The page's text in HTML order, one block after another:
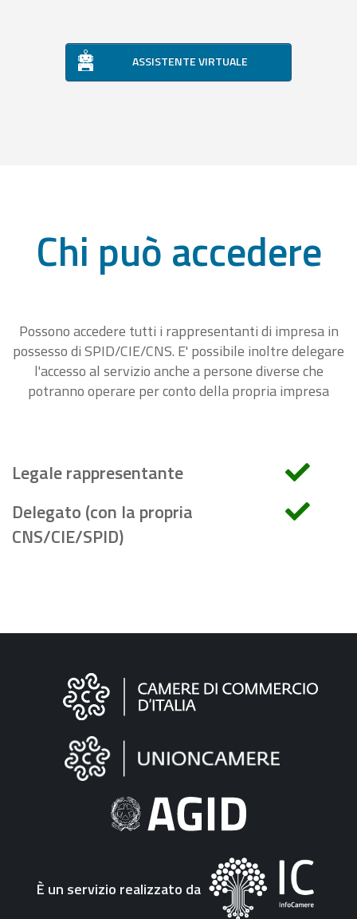
ASSISTENTE VIRTUALE
Chi può accedere
Possono accedere tutti i rappresentanti di impresa in
possesso di SPID/CIE/CNS. E' possibile inoltre delegare
l'accesso al servizio anche a persone diverse che
potranno operare per conto della propria impresa
Legale rappresentante
Delegato (con la propria
CNS/CIE/SPID)
Informazioni
"Fattura
Elettronica"
È un servizio realizzato da